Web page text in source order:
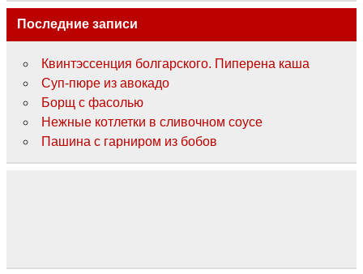
Последние записи
Квинтэссенция болгарского. Пиперена каша
Суп-пюре из авокадо
Борщ с фасолью
Нежные котлетки в сливочном соусе
Пашина с гарниром из бобов